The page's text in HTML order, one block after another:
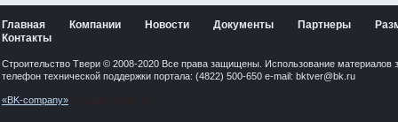
Главная Компании Новости Документы Партнеры
Контакты
Строительство Твери © 2008-2020 Все права защищены. Использование материалов
телефон технической поддержки портала: (4822) 500-650 e-mail: bktver@bk.ru
«BK-company»